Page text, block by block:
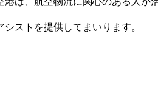
ストを提供してまいります。